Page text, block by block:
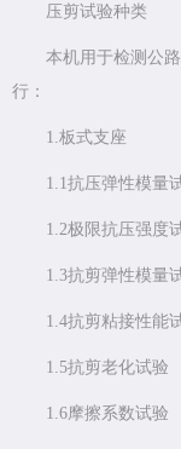
压剪试验种类
本机用于检测公
行：
1.板式支座
1.1抗压弹性模量
1.2极限抗压强度
1.3抗剪弹性模量
1.4抗剪粘接性能
1.5抗剪老化试验
1.6摩擦系数试验